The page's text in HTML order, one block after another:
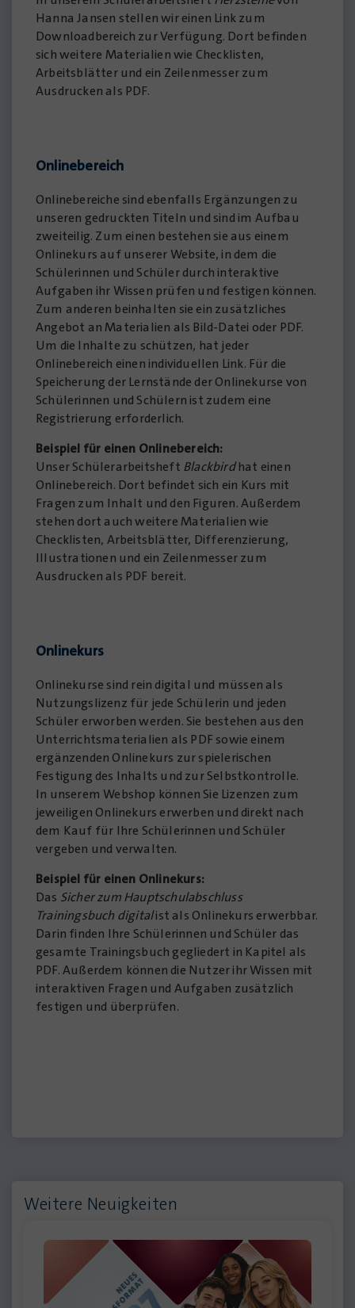
Hanna Jansen stellen wir einen Link zum
Downloadbereich zur Verfügung. Dort befinden
sich weitere Materialien wie Checklisten,
Arbeitsblätter und ein Zeilenmesser zum
Ausdrucken als PDF.
Onlinebereich
Onlinebereiche sind ebenfalls Ergänzungen zu
unseren gedruckten Titeln und sind im Aufbau
zweiteilig. Zum einen bestehen sie aus einem
Onlinekurs auf unserer Website, in dem die
Schülerinnen und Schüler durch interaktive
Aufgaben ihr Wissen prüfen und festigen können.
Zum anderen beinhalten sie ein zusätzliches
Angebot an Materialien als Bild-Datei oder PDF.
Um die Inhalte zu schützen, hat jeder
Onlinebereich einen individuellen Link. Für die
Speicherung der Lernstände der Onlinekurse von
Schülerinnen und Schülern ist zudem eine
Registrierung erforderlich.
Beispiel für einen Onlinebereich:
Unser Schülerarbeitsheft Blackbirdhat einen
Onlinebereich. Dort befindet sich ein Kurs mit
Fragen zum Inhalt und den Figuren. Außerdem
stehen dort auch weitere Materialien wie
Checklisten, Arbeitsblätter, Differenzierung,
Illustrationen und ein Zeilenmesser zum
Ausdrucken als PDF bereit.
Onlinekurs
Onlinekurse sind rein digital und müssen als
Nutzungslizenz für jede Schülerin und jeden
Schüler erworben werden. Sie bestehen aus den
Unterrichtsmaterialien als PDF sowie einem
ergänzenden Onlinekurs zur spielerischen
Festigung des Inhalts und zur Selbstkontrolle.
In unserem Webshop können Sie Lizenzen zum
jeweiligen Onlinekurs erwerben und direkt nach
dem Kauf für Ihre Schülerinnen und Schüler
vergeben und verwalten.
Beispiel für einen Onlinekurs:
Das Sicher zum Hauptschulabschluss
Trainingsbuch digitalist als Onlinekurs erwerbbar.
Darin finden Ihre Schülerinnen und Schüler das
gesamte Trainingsbuch gegliedert in Kapitel als
PDF. Außerdem können die Nutzer ihr Wissen mit
interaktiven Fragen und Aufgaben zusätzlich
festigen und überprüfen.
Weitere Neuigkeiten